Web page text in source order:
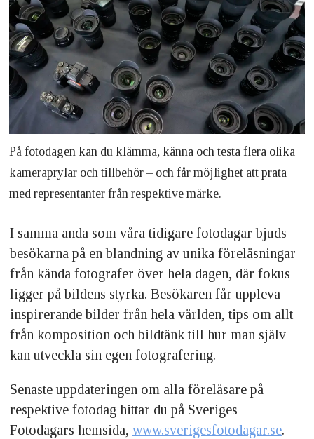
På fotodagen kan du klämma, känna och testa flera olika
kameraprylar och tillbehör – och får möjlighet att prata
med representanter från respektive märke.
I samma anda som våra tidigare fotodagar bjuds
besökarna på en blandning av unika föreläsningar
från kända fotografer över hela dagen, där fokus
ligger på bildens styrka. Besökaren får uppleva
inspirerande bilder från hela världen, tips om allt
från komposition och bildtänk till hur man själv
kan utveckla sin egen fotografering.
Senaste uppdateringen om alla föreläsare på
respektive fotodag hittar du på Sveriges
Fotodagars hemsida, www.sverigesfotodagar.se.